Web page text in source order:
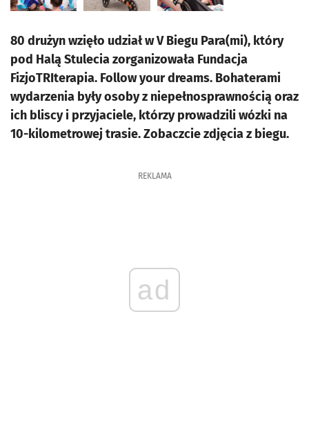
80 drużyn wzięło udział w V Biegu Para(mi), który
pod Halą Stulecia zorganizowała Fundacja
FizjoTRIterapia. Follow your dreams. Bohaterami
wydarzenia były osoby z niepełnosprawnością oraz
ich bliscy i przyjaciele, którzy prowadzili wózki na
10-kilometrowej trasie. Zobaczcie zdjęcia z biegu.
REKLAMA
ad